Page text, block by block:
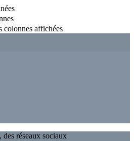
colonnes affichées
réseaux sociaux